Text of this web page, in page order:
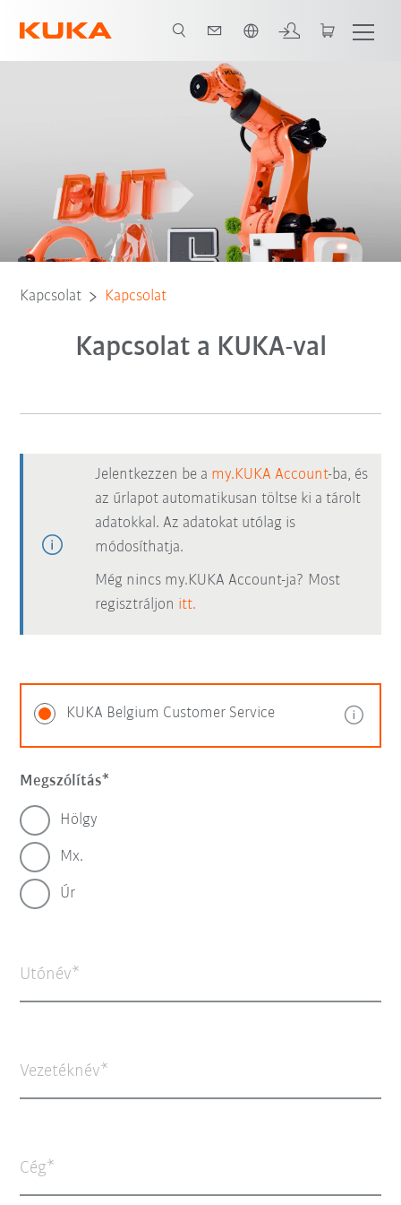
Kapcsolat Kapcsolat
Kapcsolat a KUKA-val
Jelentkezzen be a my.KUKA Account-ba, és
az űrlapot automatikusan töltse ki a tárolt
adatokkal. Az adatokat utólag is
módosíthatja.
Még nincs my.KUKA Account-ja? Most
regisztráljon itt.
KUKA Belgium Customer Service
Megszólítás
Hölgy
Mx.
Úr
Utónév
Vezetéknév
Cég